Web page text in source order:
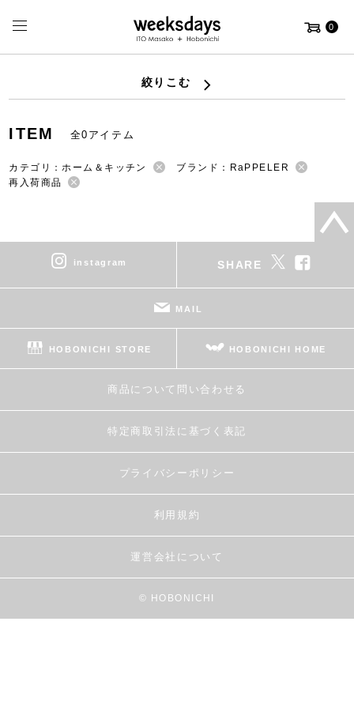
0
絞りこむ
ITEM 全0アイテム
カテゴリ：ホーム＆キッチン
ブランド：RaPPELER
再入荷商品
instagram SHARE
MAIL
HOBONICHI STORE HOBONICHI HOME
商品について問い合わせる
特定商取引法に基づく表記
プライバシーポリシー
利用規約
運営会社について
© HOBONICHI